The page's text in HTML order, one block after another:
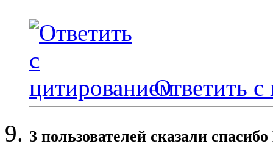
Ответить с
3 пользователей сказали